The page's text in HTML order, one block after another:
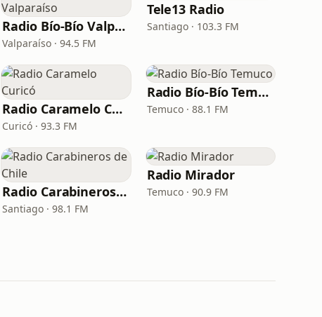
Radio Bío-Bío Valparaíso
Valparaíso · 94.5 FM
Tele13 Radio
Santiago · 103.3 FM
Radio Caramelo Curicó
Curicó · 93.3 FM
Radio Bío-Bío Temuco
Temuco · 88.1 FM
Radio Carabineros de Chile
Santiago · 98.1 FM
Radio Mirador
Temuco · 90.9 FM